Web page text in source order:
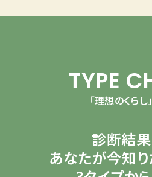
TYPE
「理想のくらし
診断結
あなたが今知